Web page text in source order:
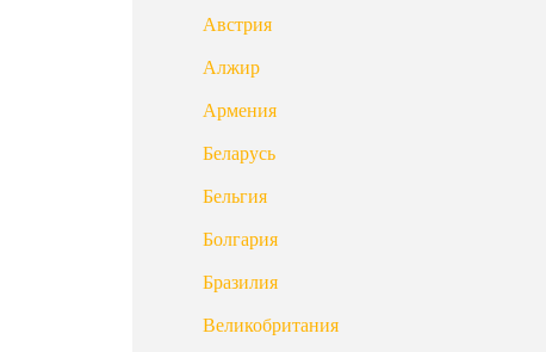
Австрия
Алжир
Армения
Беларусь
Бельгия
Болгария
Бразилия
Великобритания